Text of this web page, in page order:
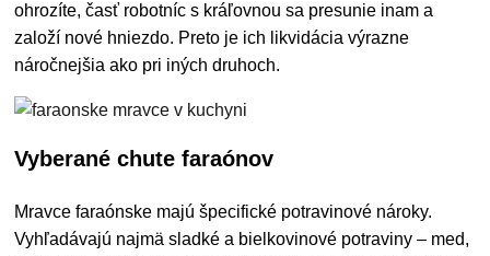
ohrozíte, časť robotníc s kráľovnou sa presunie inam a
založí nové hniezdo. Preto je ich likvidácia výrazne
náročnejšia ako pri iných druhoch.
Vyberané chute faraónov
Mravce faraónske majú špecifické potravinové nároky.
Vyhľadávajú najmä sladké a bielkovinové potraviny – med,